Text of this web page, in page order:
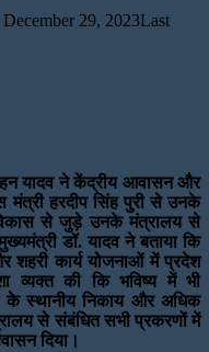
December 29, 2023Last
यादव ने केंद्रीय आवासन और
मंत्री हरदीप सिंह पुरी से उनके
से जुड़े उनके मंत्रालय से
डॉ. यादव ने बताया कि
शहरी कार्य योजनाओं में प्रदेश
व्यक्त की कि भविष्य में भी
के स्थानीय निकाय और अधिक
से संबंधित सभी प्रकरणों में
दिया।